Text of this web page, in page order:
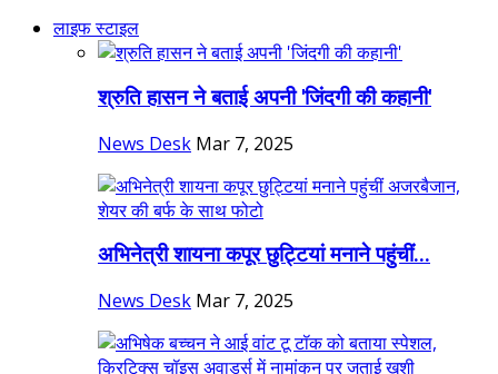
लाइफ स्टाइल
श्रुति हासन ने बताई अपनी 'जिंदगी की कहानी'
News Desk Mar 7, 2025
अभिनेत्री शायना कपूर छुट्टियां मनाने पहुंचीं...
News Desk Mar 7, 2025